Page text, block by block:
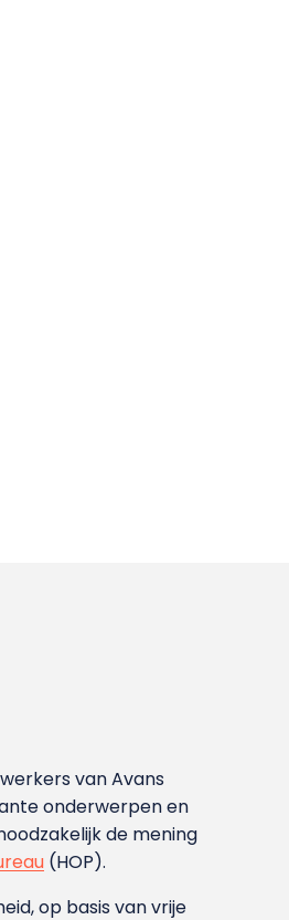
van Avans
onderwerpen en
de mening
(HOP).
op basis van vrije